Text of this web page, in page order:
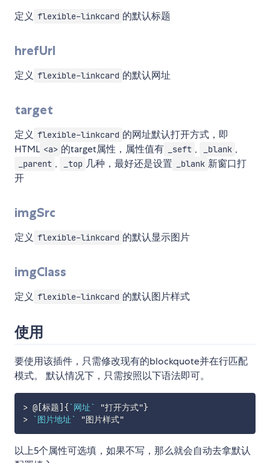
定义 flexible-linkcard 的默认标题
hrefUrl
定义 flexible-linkcard 的默认网址
target
定义 flexible-linkcard 的网址默认打开方式，即
HTML <a> 的target属性，属性值有 _seft , _blank ,
_parent , _top 几种，最好还是设置 _blank 新窗口打
开
imgSrc
定义 flexible-linkcard 的默认显示图片
imgClass
定义 flexible-linkcard 的默认图片样式
使用
要使用该插件，只需修改现有的blockquote并在行匹配
模式。 默认情况下，只需按照以下语法即可。
> @[标题]{`网址`
"打开方式"}
> `图片地址`
以上5个属性可选填，如果不写，那么就会自动去拿默认